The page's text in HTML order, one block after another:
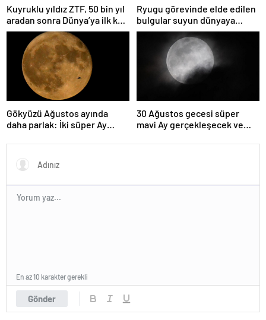
Kuyruklu yıldız ZTF, 50 bin yıl
aradan sonra Dünya’ya ilk kez
çok yaklaşacak
Ryugu görevinde elde edilen
bulgular suyun dünyaya
asteroitlerce getirilmiş
olabileceğini gösteriyor
Gökyüzü Ağustos ayında
daha parlak: İki süper Ay
30 Ağustos gecesi süper
mavi Ay gerçekleşecek ve
olacak
Gönder
En az 10 karakter gerekli